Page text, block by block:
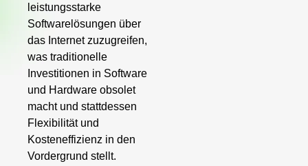
leistungsstarke
Softwarelösungen über
das Internet zuzugreifen,
was traditionelle
Investitionen in Software
und Hardware obsolet
macht und stattdessen
Flexibilität und
Kosteneffizienz in den
Vordergrund stellt.